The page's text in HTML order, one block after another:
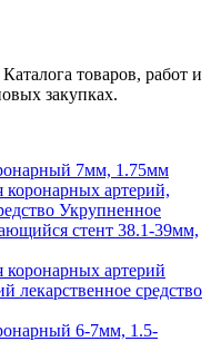
товаров, работ и
закупках.
7мм, 1.75мм
коронарных артерий,
Укрупненное
стент 38.1-39мм,
коронарных артерий
средство
6-7мм, 1.5-